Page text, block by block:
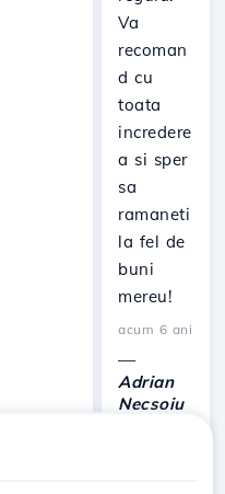
Va
recoman
d cu
toata
incredere
a si sper
sa
ramaneti
la fel de
buni
mereu!
acum 6 ani
—
Adrian
Necsoiu